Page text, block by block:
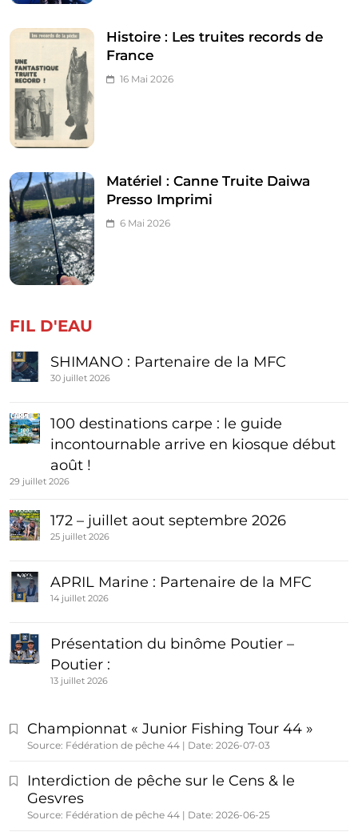
Histoire : Les truites records de
France
16 Mai 2026
Matériel : Canne Truite Daiwa
Presso Imprimi
6 Mai 2026
FIL D'EAU
SHIMANO : Partenaire de la MFC
30 juillet 2026
100 destinations carpe : le guide
incontournable arrive en kiosque début
août !
29 juillet 2026
172 – juillet aout septembre 2026
25 juillet 2026
APRIL Marine : Partenaire de la MFC
14 juillet 2026
Présentation du binôme Poutier –
Poutier :
13 juillet 2026
Championnat « Junior Fishing Tour 44 »
Source: Fédération de pêche 44 Date: 2026-07-03
Interdiction de pêche sur le Cens & le
Gesvres
Source: Fédération de pêche 44 Date: 2026-06-25